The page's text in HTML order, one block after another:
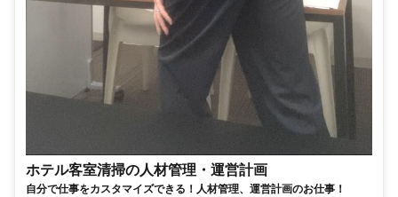
ホテル客室清掃の人材管理・運営計画
自分で仕事をカスタマイズできる！人材管理、運営計画のお仕事！